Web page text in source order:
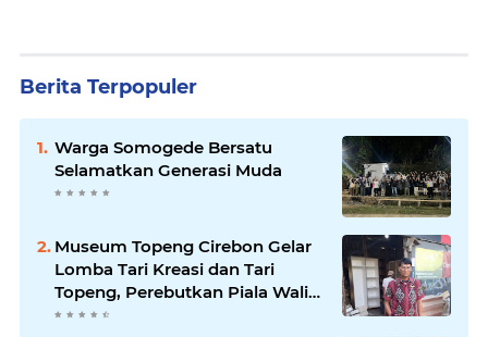
Berita Terpopuler
Warga Somogede Bersatu
Selamatkan Generasi Muda
Museum Topeng Cirebon Gelar
Lomba Tari Kreasi dan Tari
Topeng, Perebutkan Piala Wali
Kota